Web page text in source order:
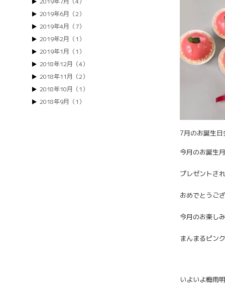
7月のお誕生
今月のお誕生
プレゼントさ
おめでとうご
今月のお楽し
まんまるピン
いよいよ梅雨
2019年6月（2）
2019年4月（7）
2019年2月（1）
2019年1月（1）
2018年12月（4）
2018年11月（2）
2018年10月（1）
2018年9月（1）